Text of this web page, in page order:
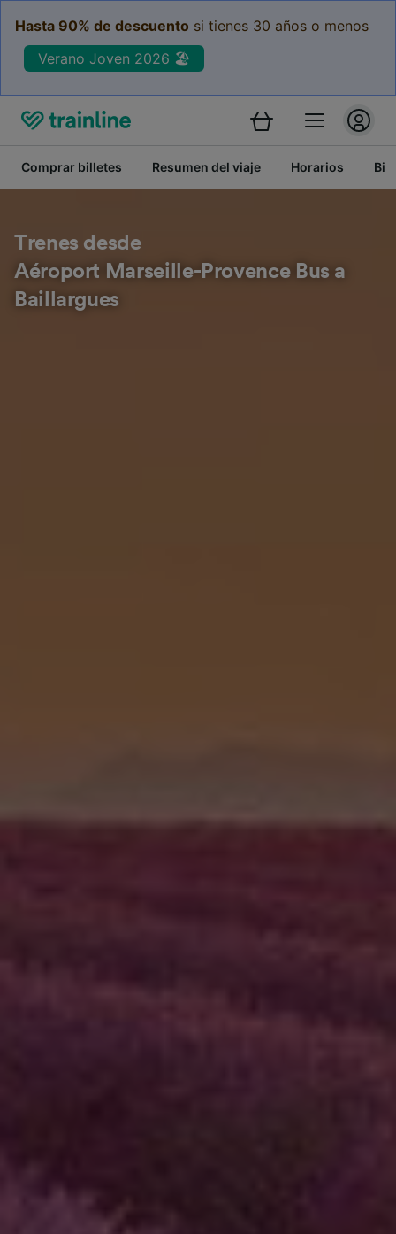
Hasta 90% de descuento si tienes 30 años o menos
Verano Joven 2026 🏖️
Comprar billetes Resumen del viaje Horarios
Trenes desde
Aéroport Marseille-Provence Bus a
Baillargues